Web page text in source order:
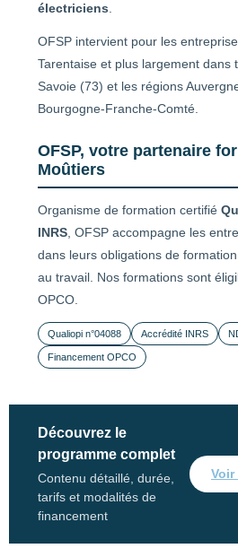
électriciens
OFSP intervient pour les
Tarentaise et plus largement dans
Savoie (73) et les régions
Bourgogne-Franche-Comté.
OFSP, votre partenaire
Moûtiers
Organisme de formation certifié
INRS , OFSP accompagne les
dans leurs obligations de
au travail. Nos formations sont
OPCO.
Qualiopi n°04088 Accrédité INRS
Financement OPCO
Découvrez le
programme complet
Contenu détaillé, durée,
tarifs et modalités de
financement
Voir